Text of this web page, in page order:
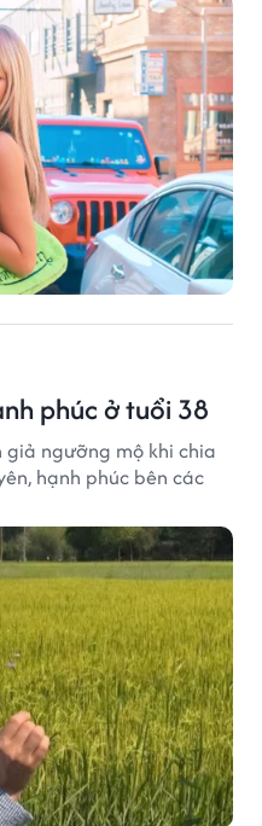
phúc ở tuổi 38
giả ngưỡng mộ khi chia
hạnh phúc bên các